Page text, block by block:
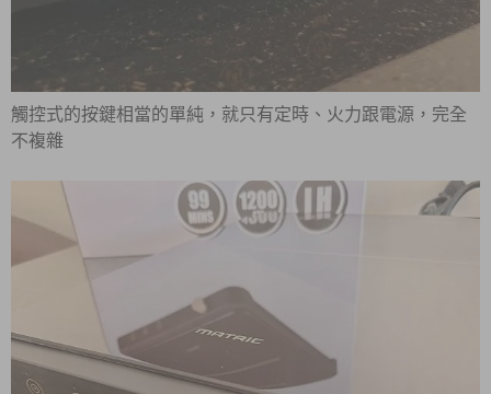
觸控式的按鍵相當的單純，就只有定時、火力跟電源，完全
不複雜